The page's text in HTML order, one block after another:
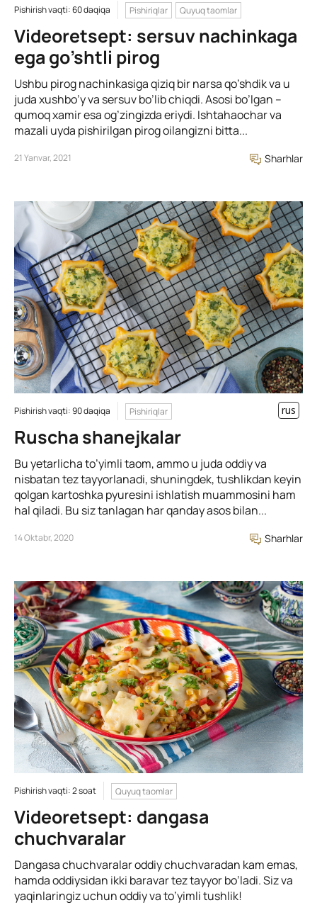
Pishirish vaqti: 60 daqiqa Pishiriqlar Quyuq taomlar
Videoretsept: sersuv nachinkaga
ega go’shtli pirog
Ushbu pirog nachinkasiga qiziq bir narsa qo’shdik va u
juda xushbo’y va sersuv bo’lib chiqdi. Asosi bo’lgan –
qumoq xamir esa og’zingizda eriydi. Ishtahaochar va
mazali uyda pishirilgan pirog oilangizni bitta...
21 Yanvar, 2021 Sharhlar
Pishirish vaqti: 90 daqiqa Pishiriqlar rus
Ruscha shanejkalar
Bu yetarlicha to’yimli taom, ammo u juda oddiy va
nisbatan tez tayyorlanadi, shuningdek, tushlikdan keyin
qolgan kartoshka pyuresini ishlatish muammosini ham
hal qiladi. Bu siz tanlagan har qanday asos bilan...
14 Oktabr, 2020 Sharhlar
Pishirish vaqti: 2 soat Quyuq taomlar
Videoretsept: dangasa
chuchvaralar
Dangasa chuchvaralar oddiy chuchvaradan kam emas,
hamda oddiysidan ikki baravar tez tayyor bo’ladi. Siz va
yaqinlaringiz uchun oddiy va to’yimli tushlik!